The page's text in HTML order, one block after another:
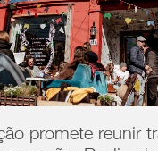
promete reunir